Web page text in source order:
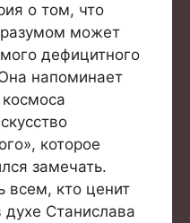
о том, что
может
дефицитного
напоминает
которое
замечать.
всем, кто ценит
духе Станислава